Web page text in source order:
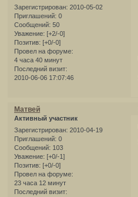
Зарегистрирован: 2010-05-02
Приглашений: 0
Сообщений: 50
Уважение: [+2/-0]
Позитив: [+0/-0]
Провел на форуме:
4 часа 40 минут
Последний визит:
2010-06-06 17:07:46
Матвей
Активный участник
Зарегистрирован: 2010-04-19
Приглашений: 0
Сообщений: 103
Уважение: [+0/-1]
Позитив: [+0/-0]
Провел на форуме:
23 часа 12 минут
Последний визит: